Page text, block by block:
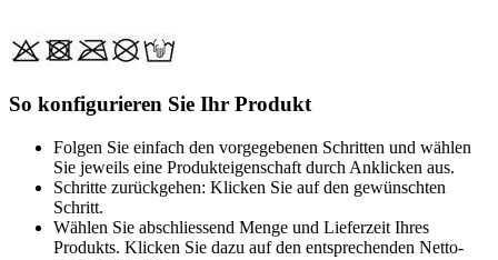
So konfigurieren Sie Ihr Produkt
Folgen Sie einfach den vorgegebenen Schritten und wählen
Sie jeweils eine Produkteigenschaft durch Anklicken aus.
Schritte zurückgehen: Klicken Sie auf den gewünschten
Schritt.
Wählen Sie abschliessend Menge und Lieferzeit Ihres
Produkts. Klicken Sie dazu auf den entsprechenden Netto-